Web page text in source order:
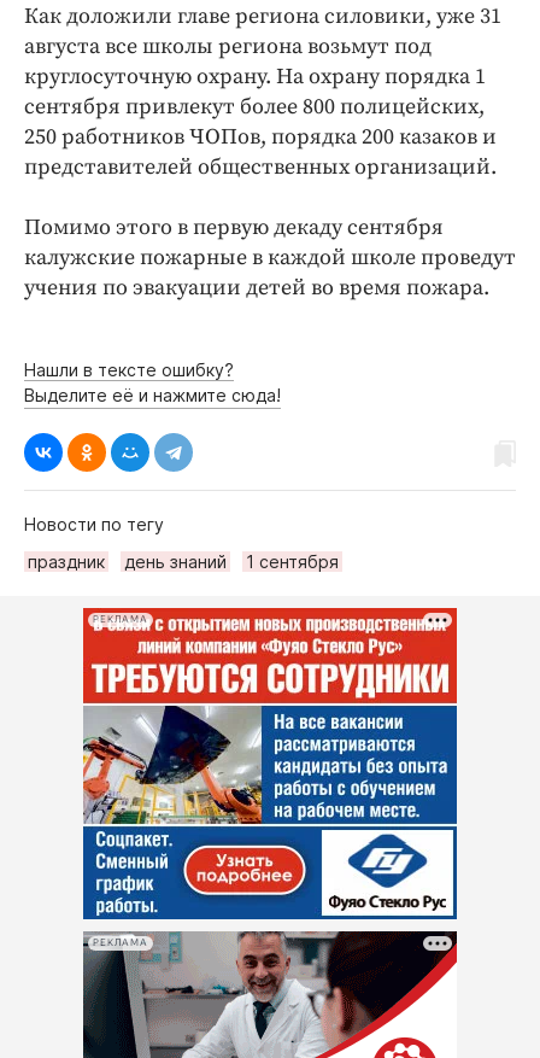
Клиника года
Бренд года
Работодатель года
Как доложили главе региона силовики, уже 31
августа все школы региона возьмут под
круглосуточную охрану. На охрану порядка 1
сентября привлекут более 800 полицейских,
250 работников ЧОПов, порядка 200 казаков и
представителей общественных организаций.
Помимо этого в первую декаду сентября
калужские пожарные в каждой школе проведут
учения по эвакуации детей во время пожара.
Нашли в тексте ошибку?
Выделите её и нажмите сюда!
Новости по тегу
праздник
день знаний 1 сентября
РЕКЛАМА
РЕКЛАМА